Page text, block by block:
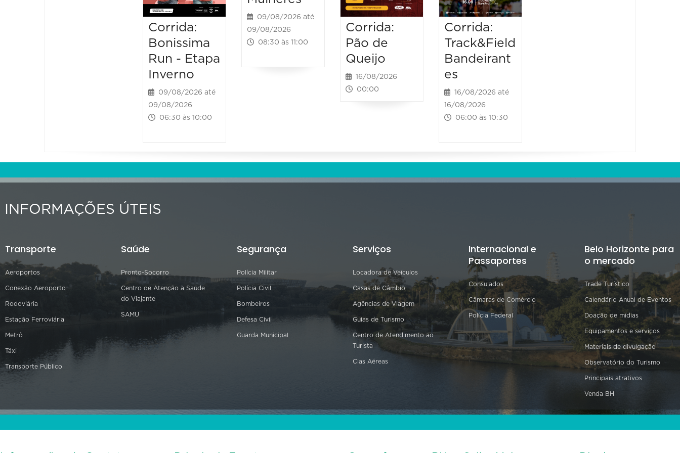
Corrida:
Bonissima
Run - Etapa
Inverno
09/08/2026 até
09/08/2026
06:30 às 10:00
09/08/2026 até
09/08/2026
08:30 às 11:00
Corrida:
Pão de
Queijo
16/08/2026
00:00
Corrida:
Track&Field
Bandeirant
es
16/08/2026 até
16/08/2026
06:00 às 10:30
INFORMAÇÕES ÚTEIS
Transporte
Aeroportos
Conexão Aeroporto
Rodoviária
Estação Ferroviária
Metrô
Táxi
Transporte Público
Saúde
Pronto-Socorro
Centro de Atenção à Saúde
do Viajante
SAMU
Segurança
Polícia Militar
Polícia Civil
Bombeiros
Defesa Civil
Guarda Municipal
Serviços
Locadora de Veículos
Casas de Câmbio
Agências de Viagem
Guias de Turismo
Centro de Atendimento ao
Turista
Cias Aéreas
Internacional e
Passaportes
Consulados
Câmaras de Comércio
Polícia Federal
Belo Horizonte para
o mercado
Trade Turístico
Calendário Anual de Eventos
Doação de mídias
Equipamentos e serviços
Materiais de divulgação
Observatório do Turismo
Principais atrativos
Venda BH